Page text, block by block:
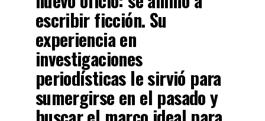
escribir ficción. Su
experiencia en
investigaciones
periodísticas le sirvió para
sumergirse en el pasado y